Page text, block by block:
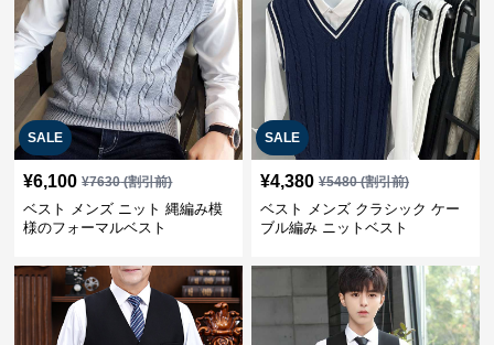
SALE
¥6,100 ¥7630(割引前)
ベスト メンズ ニット 縄編み模
様のフォーマルベスト
SALE
¥4,380 ¥5480(割引前)
ベスト メンズ クラシック ケー
ブル編み ニットベスト